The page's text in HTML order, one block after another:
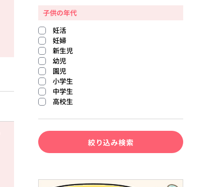
子供の年代
妊活
妊婦
新生児
幼児
園児
小学生
中学生
高校生
絞り込み検索